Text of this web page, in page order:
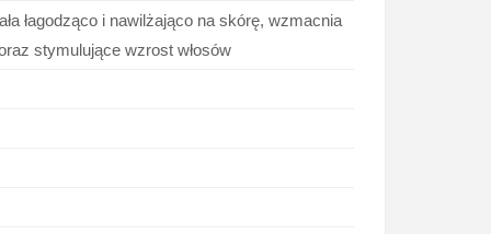
łagodząco i nawilżająco na skórę, wzmacnia
stymulujące wzrost włosów